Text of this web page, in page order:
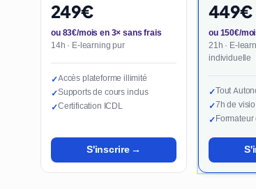
249€
ou 83€/mois en 3× sans frais
14h · E-learning pur
✓Accès plateforme illimité
✓Supports de cours inclus
✓Certification ICDL
S'inscrire →
449€
ou 150€/
21h · E-
individuelle
✓Tout
✓7h de
✓